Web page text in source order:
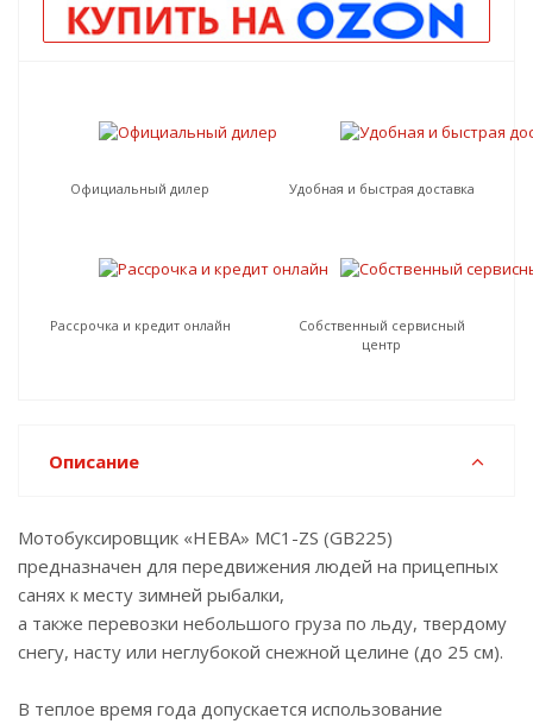
Официальный дилер Удобная и быстрая доставка
Рассрочка и кредит онлайн
Собственный сервисный
центр
Описание
Мотобуксировщик «НЕВА» МС1-ZS (GB225)
предназначен для передвижения людей на прицепных
санях к месту зимней рыбалки,
а также перевозки небольшого груза по льду, твердому
снегу, насту или неглубокой снежной целине (до 25 см).
В теплое время года допускается использование